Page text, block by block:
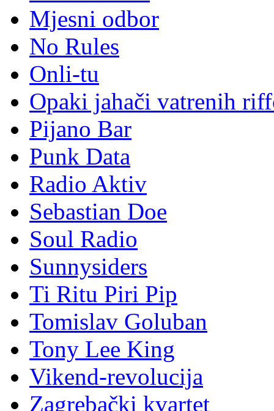
Mjesni odbor
No Rules
Onli-tu
Opaki jahači vatrenih
Pijano Bar
Punk Data
Radio Aktiv
Sebastian Doe
Soul Radio
Sunnysiders
Ti Ritu Piri Pip
Tomislav Goluban
Tony Lee King
Vikend-revolucija
Zagrebački kvartet